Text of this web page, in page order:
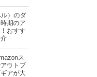
）のダ
期のア
おすす
ス
ウトブ
アが大